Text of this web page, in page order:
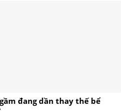
đang dần thay thế bể